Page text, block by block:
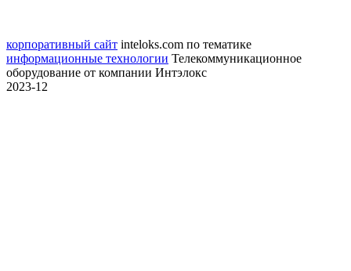
корпоративный сайт inteloks.com по тематике
информационные технологии Телекоммуникационное
оборудование от компании Интэлокс
2023-12